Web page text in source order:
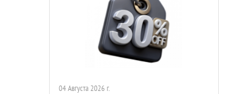
04 Августа 2026 г.